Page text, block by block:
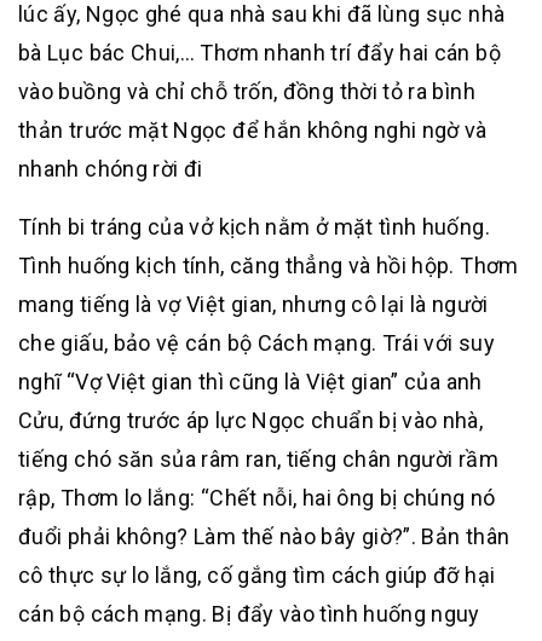
lúc ấy, Ngọc ghé qua nhà sau khi đã lùng sục nhà
bà Lục bác Chui,… Thơm nhanh trí đẩy hai cán bộ
vào buồng và chỉ chỗ trốn, đồng thời tỏ ra bình
thản trước mặt Ngọc để hắn không nghi ngờ và
nhanh chóng rời đi
Tính bi tráng của vở kịch nằm ở mặt tình huống.
Tình huống kịch tính, căng thẳng và hồi hộp. Thơm
mang tiếng là vợ Việt gian, nhưng cô lại là người
che giấu, bảo vệ cán bộ Cách mạng. Trái với suy
nghĩ “Vợ Việt gian thì cũng là Việt gian” của anh
Cửu, đứng trước áp lực Ngọc chuẩn bị vào nhà,
tiếng chó săn sủa râm ran, tiếng chân người rầm
rập, Thơm lo lắng: “Chết nỗi, hai ông bị chúng nó
đuổi phải không? Làm thế nào bây giờ?”. Bản thân
cô thực sự lo lắng, cố gắng tìm cách giúp đỡ hại
cán bộ cách mạng. Bị đẩy vào tình huống nguy